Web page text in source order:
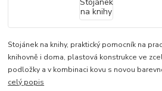
Stojánek na knihy, praktický pomocník na
knihovně i doma, plastová konstrukce ve
podložky a v kombinaci kovu s novou
celý popis